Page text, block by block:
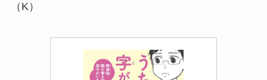
（K）